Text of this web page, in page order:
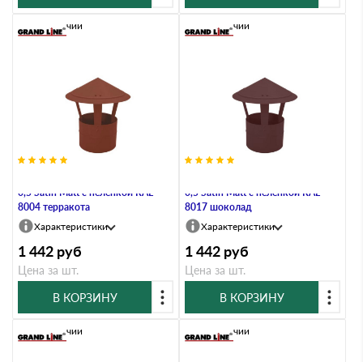
0,5 Satin Мatt с пеленкой RAL
8004 терракота
В наличии
Характеристики
1 442 руб
Цена за шт.
В КОРЗИНУ
0,5 Satin Мatt с пеленкой RAL
8017 шоколад
В наличии
Характеристики
1 442 руб
Цена за шт.
В КОРЗИНУ
В наличии В наличии